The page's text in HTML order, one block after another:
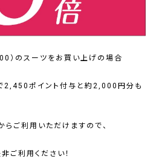
）のスーツをお買い上げの場合
ポイント付与と約2,000円分も
ご利用いただけますので、
ご利用ください！